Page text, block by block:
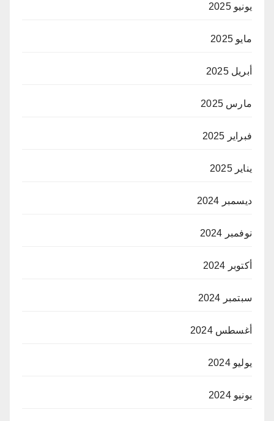
يونيو 2025
مايو 2025
أبريل 2025
مارس 2025
فبراير 2025
يناير 2025
ديسمبر 2024
نوفمبر 2024
أكتوبر 2024
سبتمبر 2024
أغسطس 2024
يوليو 2024
يونيو 2024